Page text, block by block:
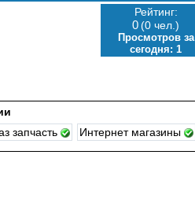
Рейтинг:
0(0 чел.)
Просмотров за
сегодня: 1
запчасть Интернет магазины